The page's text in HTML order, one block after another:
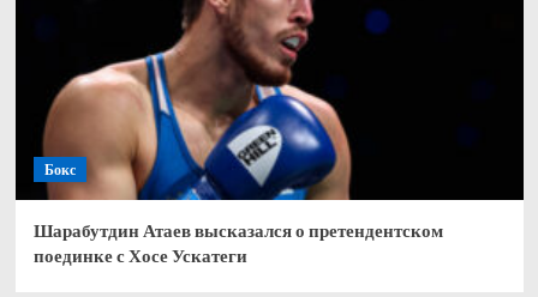
Бокс
Шарабутдин Атаев высказался о претендентском
поединке с Хосе Ускатеги